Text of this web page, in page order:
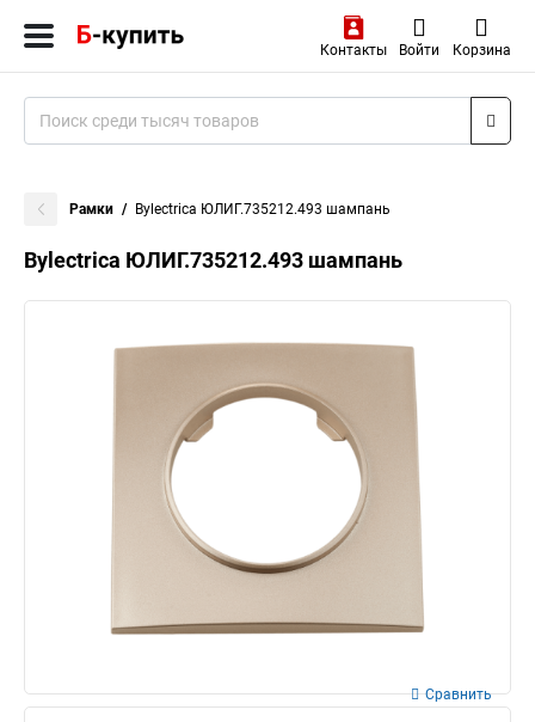
Контакты Войти Корзина
Рамки Bylectrica ЮЛИГ.735212.493 шампань
Bylectrica ЮЛИГ.735212.493 шампань
Сравнить